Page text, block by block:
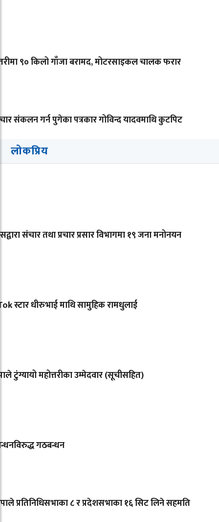
९० किलो गाँजा बरामद, मोटरसाइकल चालक फरार
संकलन गर्न पुगेका पत्रकार गोविन्द यादवमाथि कुटपिट
लोकप्रिय
संचार तथा प्रचार प्रसार विभागमा १९ जना मनोनयन
स्टार धीरुभाई माथि सामुहिक रामधुलाई
टुंग्यायो महोत्तरीका उम्मेदवार (सूचीसहित)
गठबन्धन
प्रतिनिधिसभाका ८ र प्रदेशसभाका १६ सिट लिने सहमति